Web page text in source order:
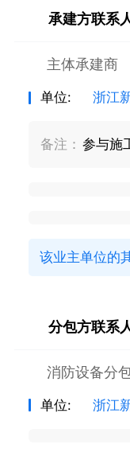
承建方联系
主体承建商
单位: 浙江
备注： 参与施
该业主单位的
分包方联系
消防设备分
单位: 浙江